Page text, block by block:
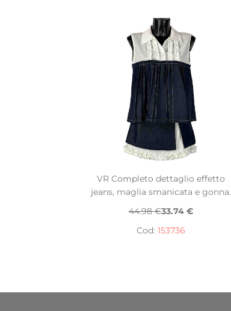
VR Completo dettaglio effetto
jeans, maglia smanicata e gonna.
44.98 €33.74 €
Cod: 153736